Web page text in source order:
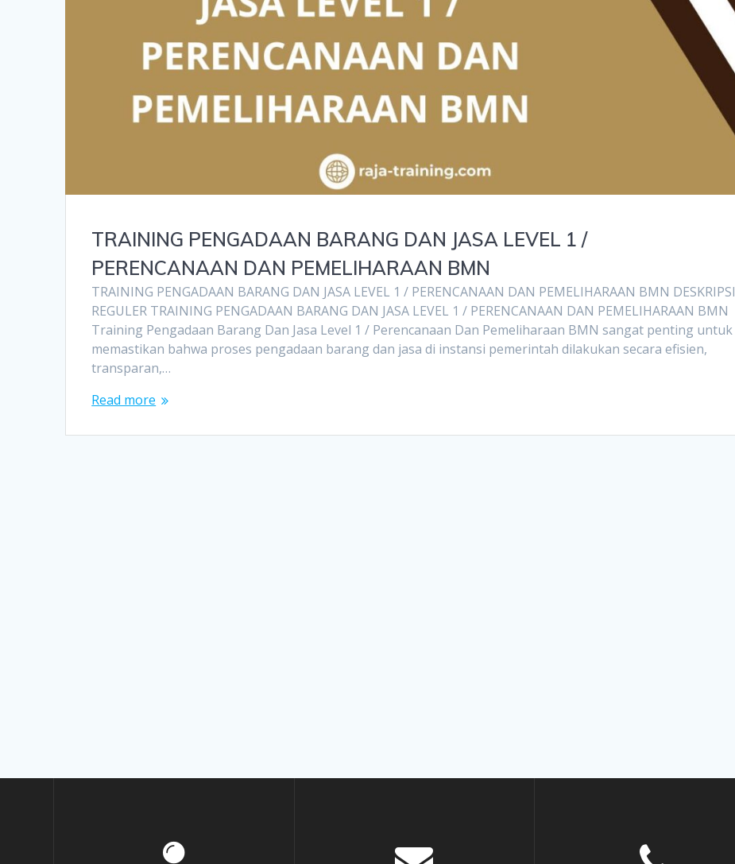
TRAINING PENGADAAN BARANG DAN JASA LEVEL 1 /
PERENCANAAN DAN PEMELIHARAAN BMN
TRAINING PENGADAAN BARANG DAN JASA LEVEL 1 / PERENCANAAN DAN PEMELIHARAAN BMN DESKRIPSI
REGULER TRAINING PENGADAAN BARANG DAN JASA LEVEL 1 / PERENCANAAN DAN PEMELIHARAAN BMN
Training Pengadaan Barang Dan Jasa Level 1 / Perencanaan Dan Pemeliharaan BMN sangat penting untuk
memastikan bahwa proses pengadaan barang dan jasa di instansi pemerintah dilakukan secara efisien,
transparan,…
Read more